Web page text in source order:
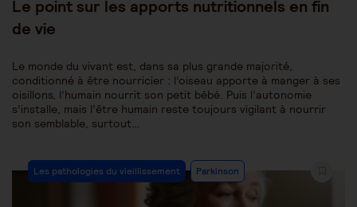
Le point sur les apports nutritionnels en fin
de vie
Le monde du vivant est, dans sa plus grande majorité,
conditionné à être nourricier : l’oiseau apporte à manger à ses
oisillons, l’humain nourrit son petit bébé. Puis l’autonomie
s’installe, mais l’être humain reste toujours vigilant à nourrir
son semblable, surtout…
Post
Category:
Les pathologies du vieillissement Parkinson